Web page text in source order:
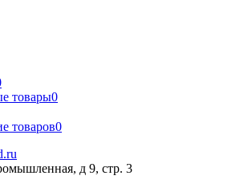
товары0
товаров0
д 9, стр. 3